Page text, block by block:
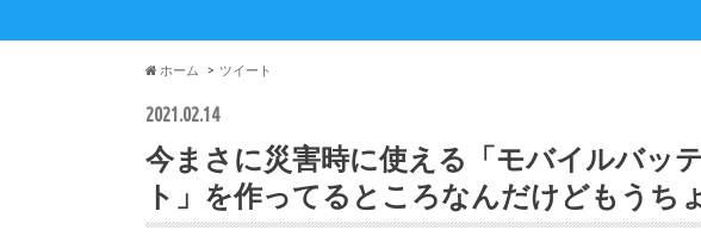
ホーム ツイート
2021.02.14
今まさに災害時に使える「モバイルバッ
ト」を作ってるところなんだけどもうち